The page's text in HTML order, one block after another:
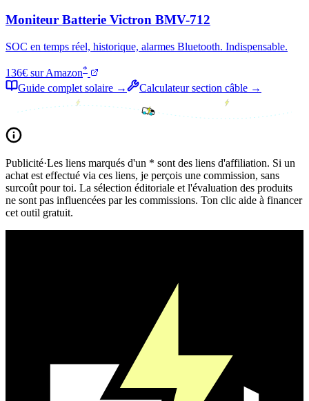
Moniteur Batterie Victron BMV-712
SOC en temps réel, historique, alarmes Bluetooth. Indispensable.
136€ sur Amazon*
Guide complet solaire → Calculateur section câble →
Publicité·Les liens marqués d'un * sont des liens d'affiliation. Si un
achat est effectué via ces liens, je perçois une commission, sans
surcoût pour toi. La sélection éditoriale et l'évaluation des produits
ne sont pas influencées par les commissions. Ton clic aide à financer
cet outil gratuit.